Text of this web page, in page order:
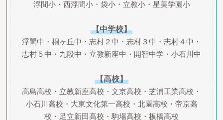
浮間小・西浮間小・袋小・立教小・星美学園小
【中学校】
浮間中・桐ヶ丘中・志村２中・志村３中・志村４中・
志村５中・九段中・立教新座中・開智中学・小石川中
【高校】
高島高校・立教新座高校・文京高校・芝浦工業高校・
小石川高校・大東文化第一高校・北園高校・帝京高
校・足立新田高校・駒場高校・板橋高校